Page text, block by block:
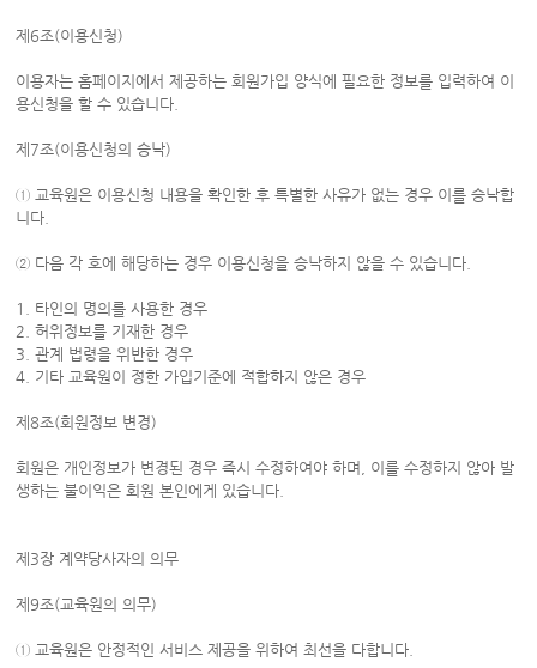
제6조(이용신청)
이용자는 홈페이지에서 제공하는 회원가입 양식에 필요한 정보를 입력하여 이
용신청을 할 수 있습니다.
제7조(이용신청의 승낙)
① 교육원은 이용신청 내용을 확인한 후 특별한 사유가 없는 경우 이를 승낙합
니다.
② 다음 각 호에 해당하는 경우 이용신청을 승낙하지 않을 수 있습니다.
1. 타인의 명의를 사용한 경우
2. 허위정보를 기재한 경우
3. 관계 법령을 위반한 경우
4. 기타 교육원이 정한 가입기준에 적합하지 않은 경우
제8조(회원정보 변경)
회원은 개인정보가 변경된 경우 즉시 수정하여야 하며, 이를 수정하지 않아 발
생하는 불이익은 회원 본인에게 있습니다.
제3장 계약당사자의 의무
제9조(교육원의 의무)
① 교육원은 안정적인 서비스 제공을 위하여 최선을 다합니다.